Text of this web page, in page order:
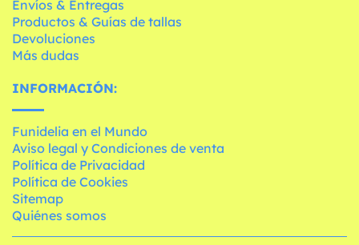
Envíos & Entregas
Productos & Guías de tallas
Devoluciones
Más dudas
INFORMACIÓN:
Funidelia en el Mundo
Aviso legal y Condiciones de venta
Política de Privacidad
Política de Cookies
Sitemap
Quiénes somos